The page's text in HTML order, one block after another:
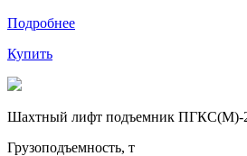
Подробнее
Купить
Шахтный лифт подъемник ПГКС(М)-
Грузоподъемность, т